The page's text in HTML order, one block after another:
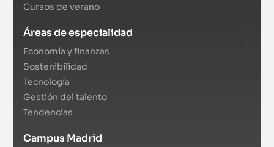
Cursos de verano
Áreas de especialidad
Economía y finanzas
Sostenibilidad
Tecnología
Gestión del talento
Tendencias
Campus Madrid